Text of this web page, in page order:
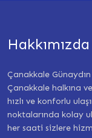
Hakkımızda
Çanakkale
Çanakkale halkına
hızlı ve konforlu
noktalarında kolay
her saati sizlere